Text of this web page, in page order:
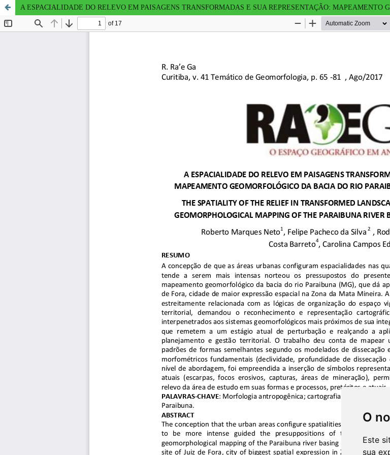
O
Este
sua
A ESPACIALIDADE DO RELEVO EM PAISAGENS TRANSFORMADAS E SUA REPRESENTAÇÃO: